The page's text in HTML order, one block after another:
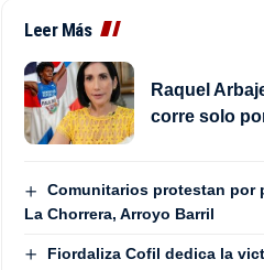
Leer Más
Raquel
corre solo
Comunitarios protestan por
La Chorrera, Arroyo Barril
Fiordaliza Cofil dedica la